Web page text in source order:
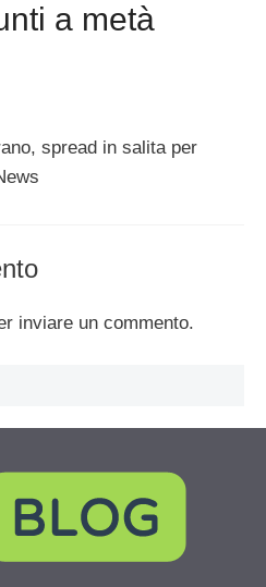
a metà
spread in salita per
inviare un commento.